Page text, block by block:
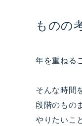
ものの
年を重ねる
そんな時間
段階のもの
やりたいこ